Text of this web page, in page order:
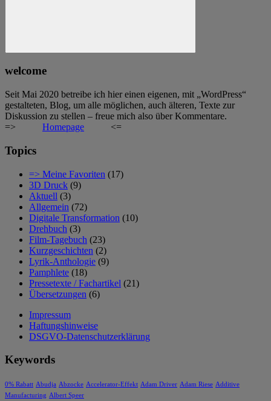
Suchen
welcome
Seit Mai 2020 betreibe ich hier einen eigenen, mit „WordPress“
gestalteten, Blog, um alle möglichen, auch älteren, Texte zur
Diskussion zu stellen – freue mich also über Kommentare.
=> Homepage <=
Topics
=> Meine Favoriten (17)
3D Druck (9)
Aktuell (3)
Allgemein (72)
Digitale Transformation (10)
Drehbuch (3)
Film-Tagebuch (23)
Kurzgeschichten (2)
Lyrik-Anthologie (9)
Pamphlete (18)
Pressetexte / Fachartikel (21)
Übersetzungen (6)
Impressum
Haftungshinweise
DSGVO-Datenschutzerklärung
Keywords
0% Rabatt Abudja Abzocke Accelerator-Effekt Adam Driver Adam Riese Additive
Manufacturing Albert Speer